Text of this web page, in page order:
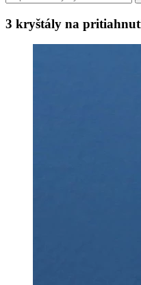
3 kryštály na